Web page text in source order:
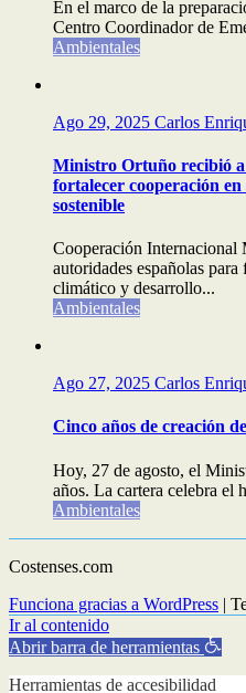
En el marco de la
Centro Coordinador de
Ambientales
Ago 29, 2025 Carlos
Ministro Ortuño recibió a
fortalecer cooperación
sostenible
Cooperación
autoridades españolas
climático y desarrollo...
Ambientales
Ago 27, 2025 Carlos
Cinco años de creación
Hoy, 27 de agosto, el
años. La cartera celebra el
Ambientales
Costenses.com
Funciona gracias a WordPress |
Ir al contenido
Abrir barra de herramientas
Herramientas de accesibilidad